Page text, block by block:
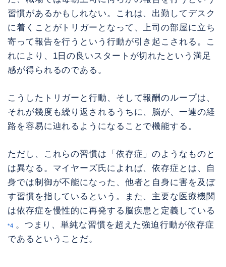
習慣があるかもしれない。これは、出勤してデスク
に着くことがトリガーとなって、上司の部屋に立ち
寄って報告を行うという行動が引き起こされる。こ
れにより、1日の良いスタートが切れたという満足
感が得られるのである。
こうしたトリガーと行動、そして報酬のループは、
それが幾度も繰り返されるうちに、脳が、一連の経
路を容易に辿れるようになることで機能する。
ただし、これらの習慣は「依存症」のようなものと
は異なる。マイヤーズ氏によれば、依存症とは、自
身では制御が不能になった、他者と自身に害を及ぼ
す習慣を指しているという。また、主要な医療機関
は依存症を慢性的に再発する脳疾患と定義している
*4 。つまり、単純な習慣を超えた強迫行動が依存症
であるということだ。